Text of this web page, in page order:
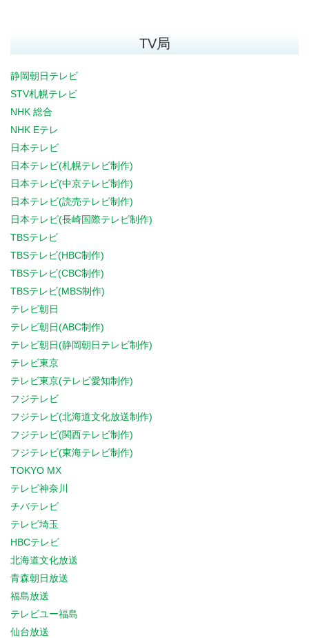
TV局
静岡朝日テレビ
STV札幌テレビ
NHK 総合
NHK Eテレ
日本テレビ
日本テレビ(札幌テレビ制作)
日本テレビ(中京テレビ制作)
日本テレビ(読売テレビ制作)
日本テレビ(長崎国際テレビ制作)
TBSテレビ
TBSテレビ(HBC制作)
TBSテレビ(CBC制作)
TBSテレビ(MBS制作)
テレビ朝日
テレビ朝日(ABC制作)
テレビ朝日(静岡朝日テレビ制作)
テレビ東京
テレビ東京(テレビ愛知制作)
フジテレビ
フジテレビ(北海道文化放送制作)
フジテレビ(関西テレビ制作)
フジテレビ(東海テレビ制作)
TOKYO MX
テレビ神奈川
チバテレビ
テレビ埼玉
HBCテレビ
北海道文化放送
青森朝日放送
福島放送
テレビユー福島
仙台放送